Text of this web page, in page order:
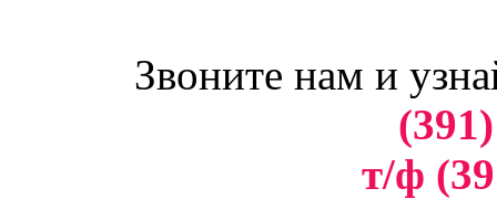
Звоните нам и
т/ф